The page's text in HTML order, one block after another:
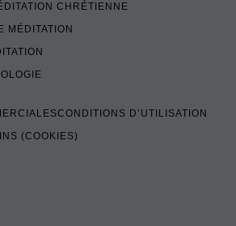
CHRÉTIENNE
MÉDITATION
CONDITIONS D’UTILISATION
(COOKIES)